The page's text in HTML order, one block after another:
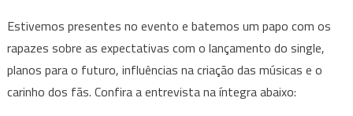
Estivemos presentes no evento e batemos um papo com os
rapazes sobre as expectativas com o lançamento do single,
planos para o futuro, influências na criação das músicas e o
carinho dos fãs. Confira a entrevista na íntegra abaixo: